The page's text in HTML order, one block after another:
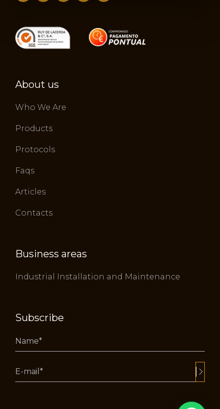
About us
Who We Are
Products
Protocols
Faqs
Articles
Contacts
Business areas
Industrial Installation and Maintenance
Subscribe